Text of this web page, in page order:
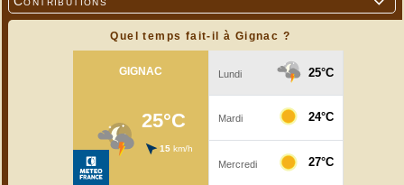
Quel temps fait-il à Gignac ?